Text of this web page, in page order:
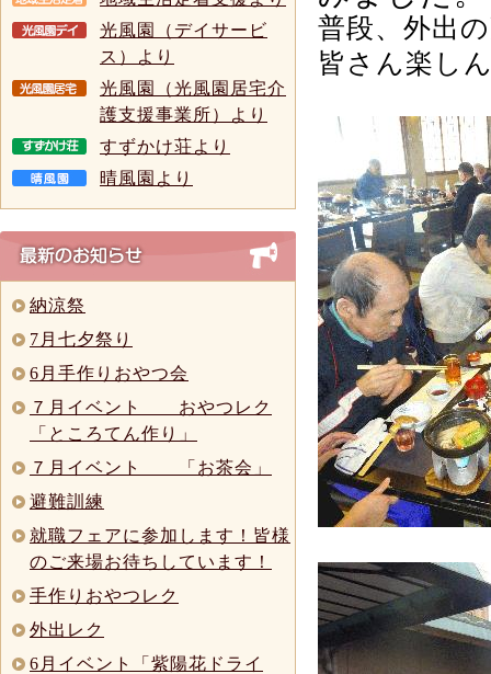
光風園（デイサービ
ス）より
光風園（光風園居宅介
護支援事業所）より
すずかけ荘より
晴風園より
納涼祭
7月七夕祭り
6月手作りおやつ会
７月イベント おやつレク
「ところてん作り」
７月イベント 「お茶会」
避難訓練
就職フェアに参加します！皆様
のご来場お待ちしています！
手作りおやつレク
外出レク
6月イベント「紫陽花ドライ
普段、外出
皆さん楽し